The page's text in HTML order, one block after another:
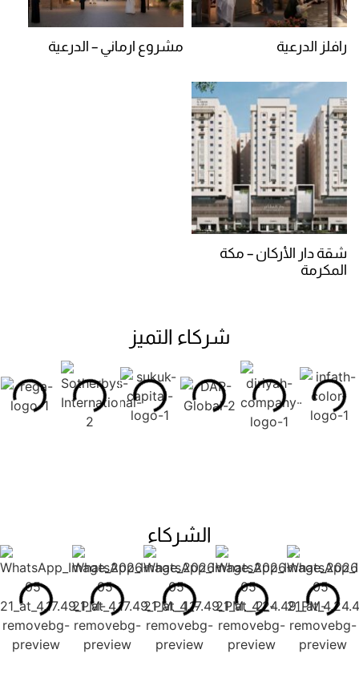
رافلز الدرعية مشروع ارماني – الدرعية
شقة دار الأركان – مكة
المكرمة
شركاء التميز
الشركاء